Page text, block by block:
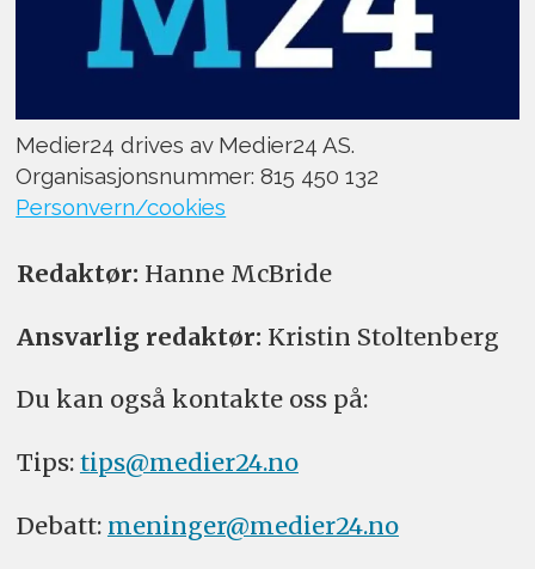
Medier24 drives av Medier24 AS.
Organisasjonsnummer: 815 450 132
Personvern/cookies
Redaktør: Hanne McBride
Ansvarlig redaktør: Kristin Stoltenberg
Du kan også kontakte oss på:
Tips: tips@medier24.no
Debatt: meninger@medier24.no